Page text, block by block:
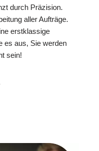
durch Präzision.
aller Aufträge.
erstklassige
es aus, Sie werden
sein!